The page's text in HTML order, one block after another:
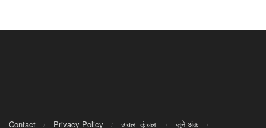
Contact Privacy Policy उचला कुंचला जुने अंक